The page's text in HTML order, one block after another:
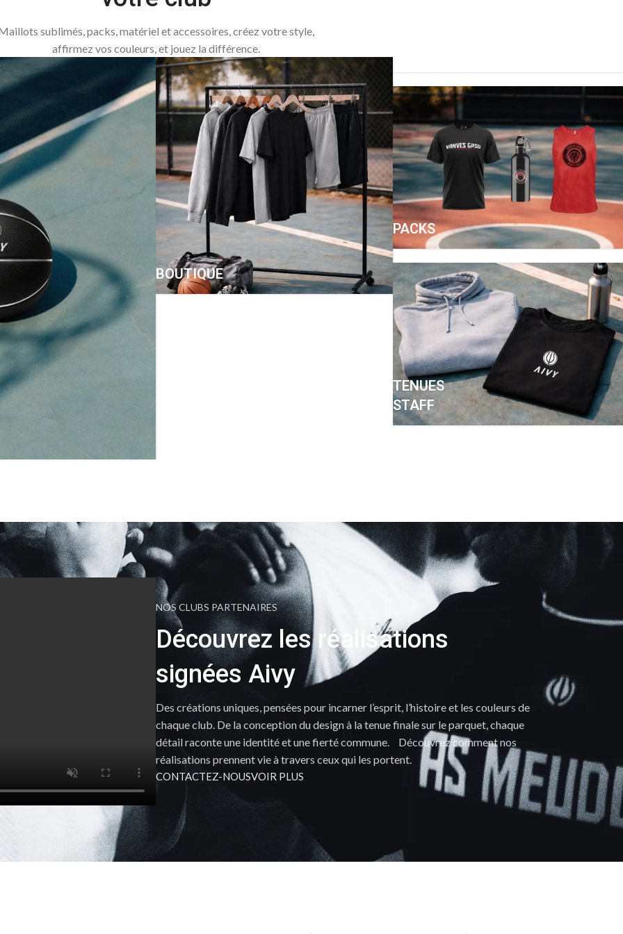
sublimés, packs, matériel et accessoires, créez votre style,
affirmez vos couleurs, et jouez la différence.
BOUTIQUE
PACKS
TENUES
STAFF
NOS CLUBS PARTENAIRES
Découvrez les réalisations
signées Aivy
Des créations uniques, pensées pour incarner l’esprit, l’histoire et les couleurs de
chaque club. De la conception du design à la tenue finale sur le parquet, chaque
détail raconte une identité et une fierté commune. Découvrez comment nos
réalisations prennent vie à travers ceux qui les portent.
CONTACTEZ-NOUSVOIR PLUS